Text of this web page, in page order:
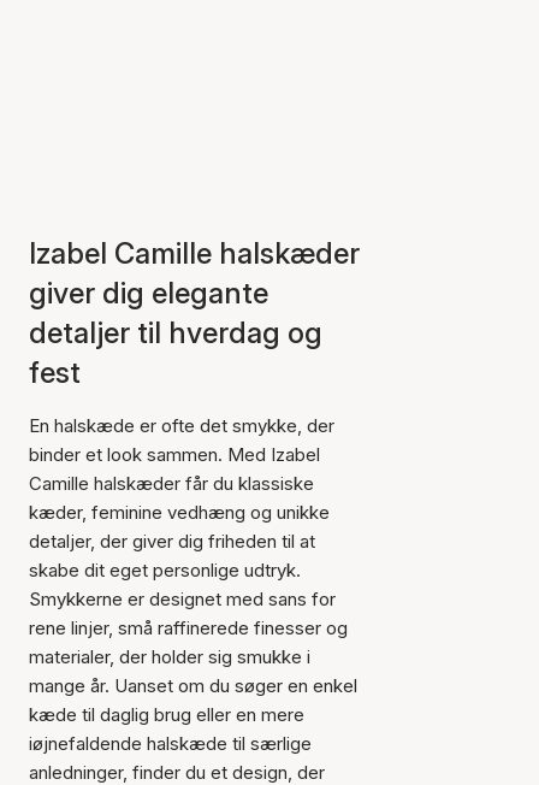
Izabel Camille halskæder
giver dig elegante
detaljer til hverdag og
fest
En halskæde er ofte det smykke, der
binder et look sammen. Med Izabel
Camille halskæder får du klassiske
kæder, feminine vedhæng og unikke
detaljer, der giver dig friheden til at
skabe dit eget personlige udtryk.
Smykkerne er designet med sans for
rene linjer, små raffinerede finesser og
materialer, der holder sig smukke i
mange år. Uanset om du søger en enkel
kæde til daglig brug eller en mere
iøjnefaldende halskæde til særlige
anledninger, finder du et design, der